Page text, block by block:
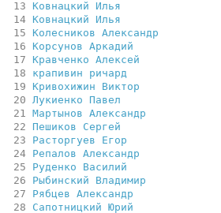
  13
Ковнацкий Илья
  14
Ковнацкий Илья
  15
Колесников Александр
  16
Корсунов Аркадий
  17
Кравченко Алексей
  18
крапивин ричард
  19
Кривохижин Виктор
  20
Лукиенко Павел
  21
Мартынов Александр
  22
Пешиков Сергей
  23
Расторгуев Егор
  24
Репалов Александр
  25
Руденко Василий
  26
Рыбинский Владимир
  27
Рябцев Александр
  28
Сапотницкий Юрий